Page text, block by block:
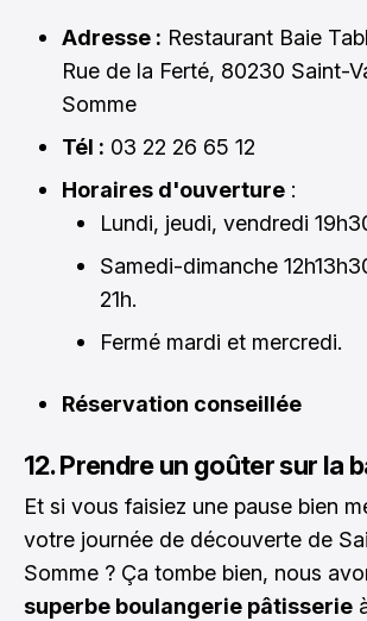
Adresse : Restaurant Baie
Rue de la Ferté, 80230 Saint-
Somme
Tél : 03 22 26 65 12
Horaires d'ouverture :
Lundi, jeudi, vendredi
Samedi-dimanche
21h.
Fermé mardi et mercredi.
Réservation conseillée
12. Prendre un goûter sur la
Et si vous faisiez une pause bien
votre journée de découverte de
Somme ? Ça tombe bien, nous
superbe boulangerie pâtisserie